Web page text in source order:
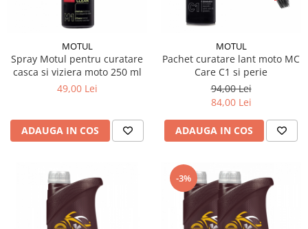
MOTUL
Spray Motul pentru curatare
casca si viziera moto 250 ml
49,00 Lei
ADAUGA IN COS
MOTUL
Pachet curatare lant moto MC
Care C1 si perie
94,00 Lei
84,00 Lei
ADAUGA IN COS
-3%